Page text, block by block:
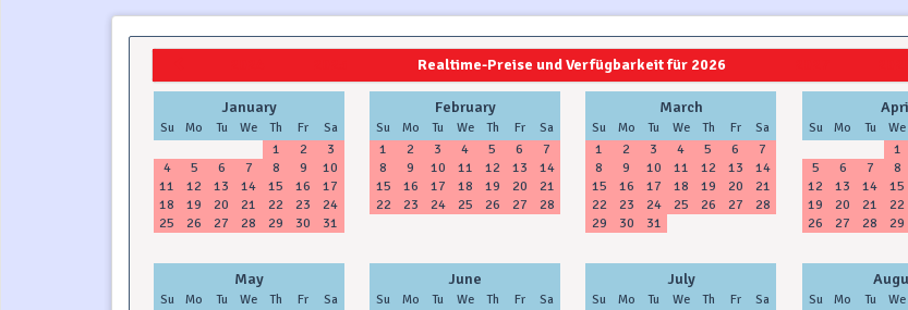
Realtime-Preise und Verfügbarkeit für 2026
January
Su Mo Tu We Th Fr Sa
1 2
3
4
5 6 7 8 9
10
11
12 13 14 15 16
17
18
19 20 21 22 23
24
25
26 27 28 29 30 31
February
Su Mo Tu We Th Fr Sa
1 2 3 4 5 6
7
8
9 10 11 12 13
14
15
16 17 18 19 20
21
22
23 24 25 26 27 28
March
Su Mo Tu We Th Fr Sa
1 2 3 4 5 6
7
8
9 10 11 12 13
14
15
16 17 18 19 20
21
22
23 24 25 26 27
28
29
30 31
Su Mo Tu We
1
5
6 7 8
12
13 14 15
19
20 21 22
26
27 28 29
May
Su Mo Tu We Th Fr Sa
June
Su Mo Tu We Th Fr Sa
July
Su Mo Tu We Th Fr Sa Su Mo Tu We